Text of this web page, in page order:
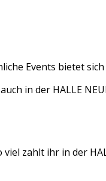
Events bietet
in der HALLE
viel zahlt ihr in der